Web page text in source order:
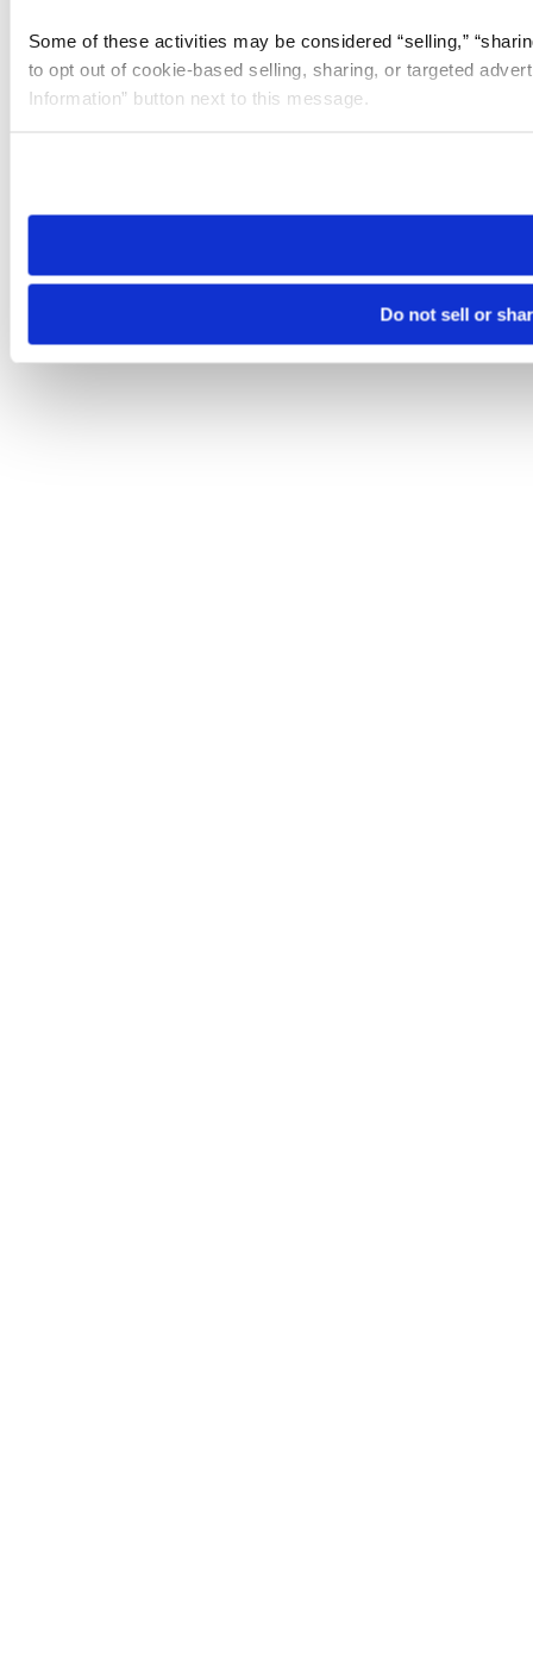
Some of these activities may be considered “selling,”
to opt out of cookie-based selling, sharing, or targeted
Information” button next to this message.
need to be set again.
Do not sell or